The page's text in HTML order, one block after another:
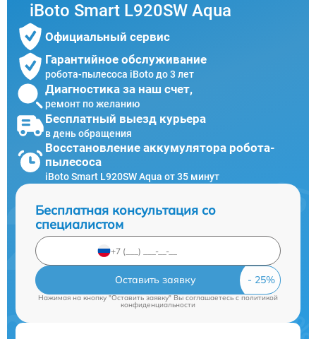
iBoto Smart L920SW Aqua
Официальный сервис
Гарантийное обслуживание
робота-пылесоса iBoto до 3 лет
Диагностика за наш счет,
ремонт по желанию
Бесплатный выезд курьера
в день обращения
Восстановление аккумулятора робота-
пылесоса
iBoto Smart L920SW Aqua от 35 минут
Бесплатная консультация со
специалистом
Оставить заявку
Нажимая на кнопку "Оставить заявку" Вы соглашаетесь c политикой
конфиденциальности